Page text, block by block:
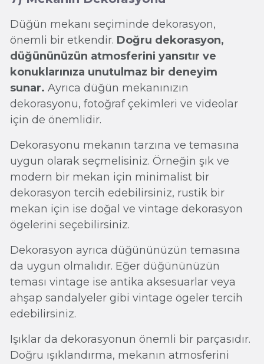
Düğün mekanı seçiminde dekorasyon,
önemli bir etkendir. Doğru dekorasyon,
düğününüzün atmosferini yansıtır ve
konuklarınıza unutulmaz bir deneyim
sunar. Ayrıca düğün mekanınızın
dekorasyonu, fotoğraf çekimleri ve videolar
için de önemlidir.
Dekorasyonu mekanın tarzına ve temasına
uygun olarak seçmelisiniz. Örneğin şık ve
modern bir mekan için minimalist bir
dekorasyon tercih edebilirsiniz, rustik bir
mekan için ise doğal ve vintage dekorasyon
ögelerini seçebilirsiniz.
Dekorasyon ayrıca düğününüzün temasına
da uygun olmalıdır. Eğer düğününüzün
teması vintage ise antika aksesuarlar veya
ahşap sandalyeler gibi vintage ögeler tercih
edebilirsiniz.
Işıklar da dekorasyonun önemli bir parçasıdır.
Doğru ışıklandırma, mekanın atmosferini